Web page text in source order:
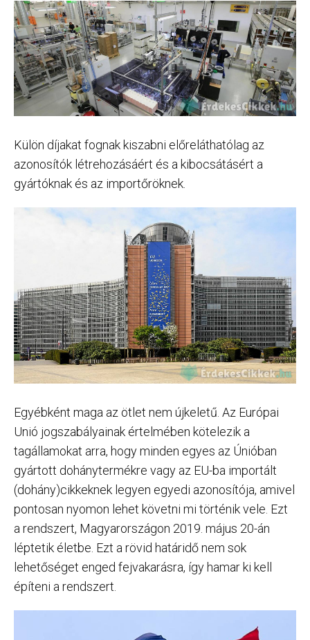
Külön díjakat fognak kiszabni előreláthatólag az
azonosítók létrehozásáért és a kibocsátásért a
gyártóknak és az importőröknek.
Egyébként maga az ötlet nem újkeletű. Az Európai
Unió jogszabályainak értelmében kötelezik a
tagállamokat arra, hogy minden egyes az Únióban
gyártott dohánytermékre vagy az EU-ba importált
(dohány)cikkeknek legyen egyedi azonosítója, amivel
pontosan nyomon lehet követni mi történik vele. Ezt
a rendszert, Magyarországon 2019. május 20-án
léptetik életbe. Ezt a rövid határidő nem sok
lehetőséget enged fejvakarásra, így hamar ki kell
építeni a rendszert.